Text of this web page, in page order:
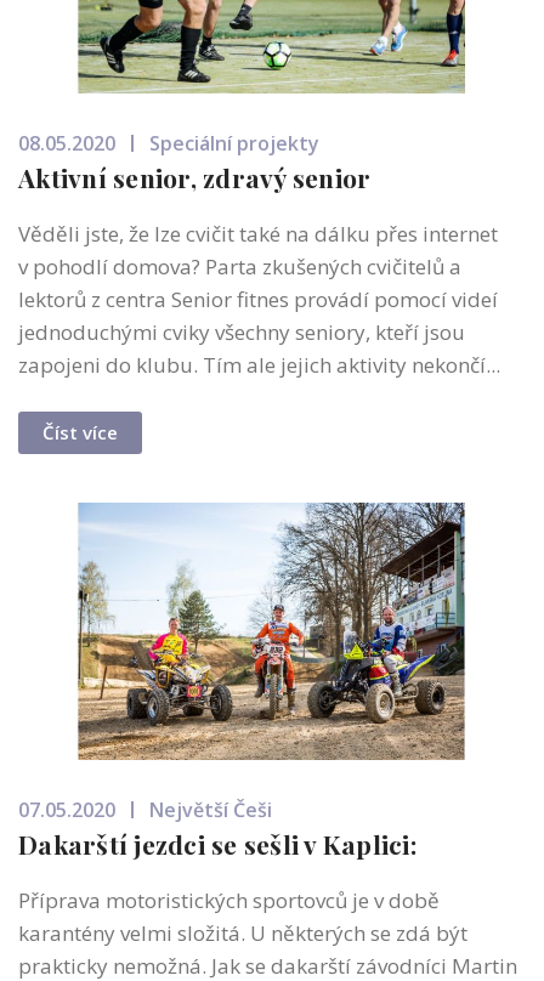
08.05.2020 Speciální projekty
Aktivní senior, zdravý senior
Věděli jste, že lze cvičit také na dálku přes internet
v pohodlí domova? Parta zkušených cvičitelů a
lektorů z centra Senior fitnes provádí pomocí videí
jednoduchými cviky všechny seniory, kteří jsou
zapojeni do klubu. Tím ale jejich aktivity nekončí...
Číst více
07.05.2020 Největší Češi
Dakarští jezdci se sešli v Kaplici:
Příprava motoristických sportovců je v době
karantény velmi složitá. U některých se zdá být
prakticky nemožná. Jak se dakarští závodníci Martin